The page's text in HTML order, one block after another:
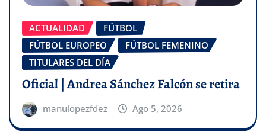
ACTUALIDAD
FÚTBOL
FÚTBOL EUROPEO
FÚTBOL FEMENINO
TITULARES DEL DÍA
Oficial | Andrea Sánchez Falcón se retira
manulopezfdez Ago 5, 2026